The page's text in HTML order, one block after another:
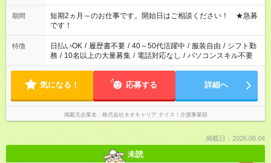
家庭の都合でお休みが必要な場合も遠慮なくご相談ください。
※週最低15時間以上の勤務が必要です
期間
短期2ヵ月～のお仕事です。開始日はご相談ください！ ★急募
です！
特徴 日払いOK / 履歴書不要 / 40～50代活躍中 / 服装自由 / シフト勤
務 / 10名以上の大量募集 / 電話対応なし / パソコンスキル不要
気になる！ 応募する 詳細へ
掲載元企業名 株式会社ネオキャリア ナイス！介護事業部
掲載日：2026.08.04
未読